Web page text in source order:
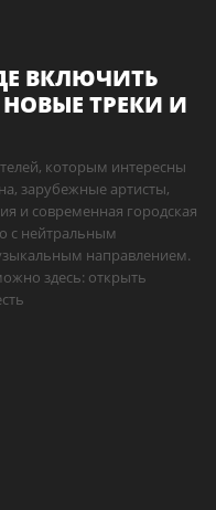
ВКЛЮЧИТЬ
ТРЕКИ И
которым интересны
зарубежные артисты,
и современная городская
с нейтральным
направлением.
здесь: открыть